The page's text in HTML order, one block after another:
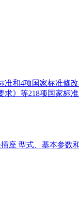
准和4项国家标准修
》等218项国家标
座 型式、基本参数